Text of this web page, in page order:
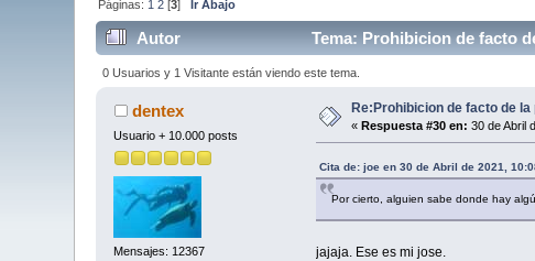
Páginas: 1 2 [3]Ir Abajo
Autor Tema: Prohibicion de facto
0 Usuarios y 1 Visitante están viendo este tema.
dentex
Usuario + 10.000 posts
Mensajes: 12367
Re:Prohibicion de facto de
«Respuesta #30 en: 30 de Abril
Cita de: joe en 30 de Abril de 2021,
Por cierto, alguien sabe donde hay
jajaja. Ese es mi jose.